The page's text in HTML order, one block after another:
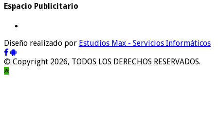
Espacio Publicitario
Diseño realizado por Estudios Max - Servicios Informáticos
© Copyright 2026, TODOS LOS DERECHOS RESERVADOS.